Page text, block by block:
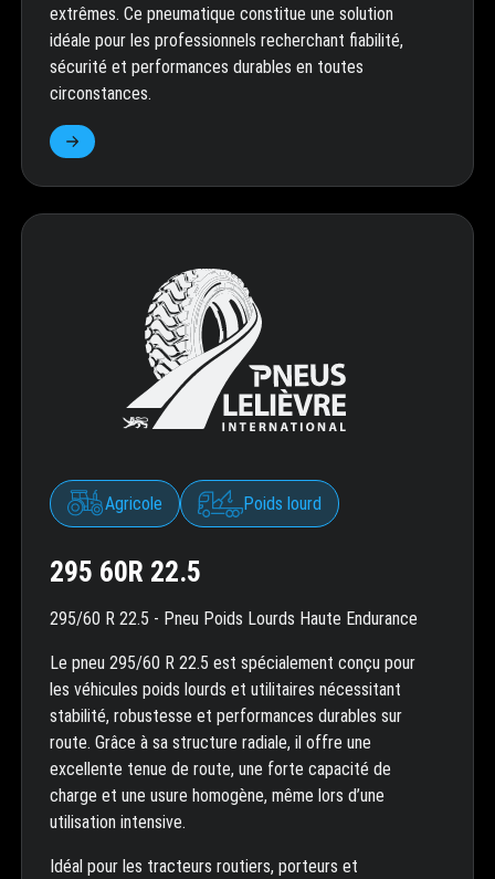
extrêmes. Ce pneumatique constitue une solution
idéale pour les professionnels recherchant fiabilité,
sécurité et performances durables en toutes
circonstances.
Agricole Poids lourd
295 60R 22.5
295/60 R 22.5 - Pneu Poids Lourds Haute Endurance
Le pneu 295/60 R 22.5 est spécialement conçu pour
les véhicules poids lourds et utilitaires nécessitant
stabilité, robustesse et performances durables sur
route. Grâce à sa structure radiale, il offre une
excellente tenue de route, une forte capacité de
charge et une usure homogène, même lors d’une
utilisation intensive.
Idéal pour les tracteurs routiers, porteurs et